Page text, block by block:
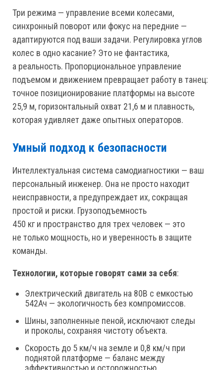
Три режима — управление всеми колесами,
синхронный поворот или фокус на передние —
адаптируются под ваши задачи. Регулировка углов
колес в одно касание? Это не фантастика,
а реальность. Пропорциональное управление
подъемом и движением превращает работу в танец:
точное позиционирование платформы на высоте
25,9 м, горизонтальный охват 21,6 м и плавность,
которая удивляет даже опытных операторов.
Умный подход к безопасности
Интеллектуальная система самодиагностики — ваш
персональный инженер. Она не просто находит
неисправности, а предупреждает их, сокращая
простой и риски. Грузоподъемность
450 кг и пространство для трех человек — это
не только мощность, но и уверенность в защите
команды.
Технологии, которые говорят сами за себя:
Электрический двигатель на 80В с емкостью
542Ач — экологичность без компромиссов.
Шины, заполненные пеной, исключают следы
и проколы, сохраняя чистоту объекта.
Скорость до 5 км/ч на земле и 0,8 км/ч при
поднятой платформе — баланс между
эффективностью и осторожностью.